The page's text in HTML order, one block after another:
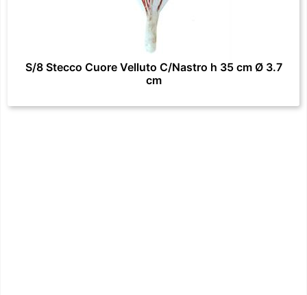
S/8 Stecco Cuore Velluto C/Nastro h 35 cm Ø 3.7
cm